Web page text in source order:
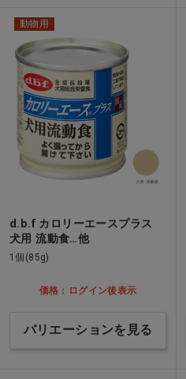
動物用
d.b.f カロリーエースプラス
犬用 流動食…他
1個(85g)
価格：ログイン後表示
バリエーションを見る